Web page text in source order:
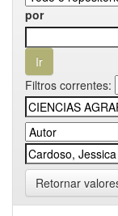
por
Filtros correntes:
Retornar